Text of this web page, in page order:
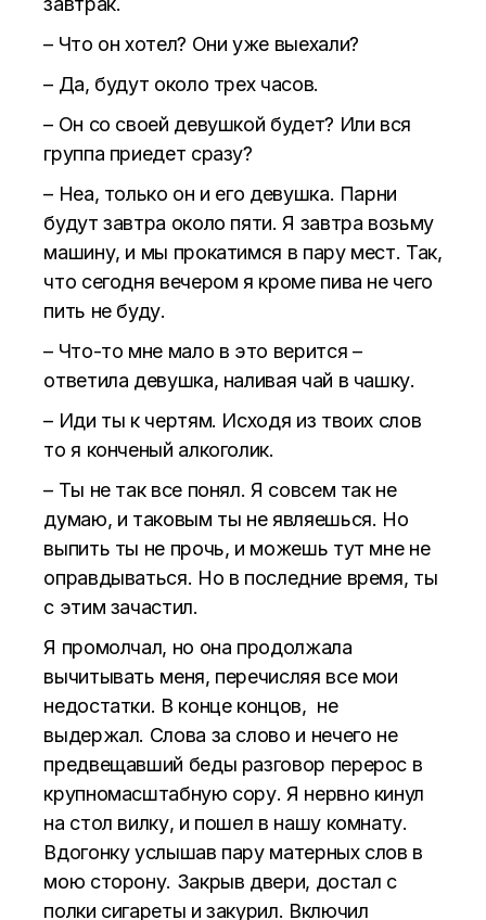
– Что он хотел? Они уже выехали?
– Да, будут около трех часов.
– Он со своей девушкой будет? Или вся
группа приедет сразу?
– Неа, только он и его девушка. Парни
будут завтра около пяти. Я завтра возьму
машину, и мы прокатимся в пару мест. Так,
что сегодня вечером я кроме пива не чего
пить не буду.
– Что-то мне мало в это верится –
ответила девушка, наливая чай в чашку.
– Иди ты к чертям. Исходя из твоих слов
то я конченый алкоголик.
– Ты не так все понял. Я совсем так не
думаю, и таковым ты не являешься. Но
выпить ты не прочь, и можешь тут мне не
оправдываться. Но в последние время, ты
с этим зачастил.
Я промолчал, но она продолжала
вычитывать меня, перечисляя все мои
недостатки. В конце концов, не
выдержал. Слова за слово и нечего не
предвещавший беды разговор перерос в
крупномасштабную сору. Я нервно кинул
на стол вилку, и пошел в нашу комнату.
Вдогонку услышав пару матерных слов в
мою сторону. Закрыв двери, достал с
полки сигареты и закурил. Включил